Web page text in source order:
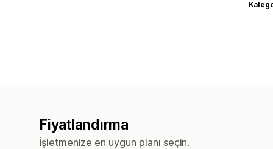
Fiyatlandırma
İşletmenize en uygun planı seçin.